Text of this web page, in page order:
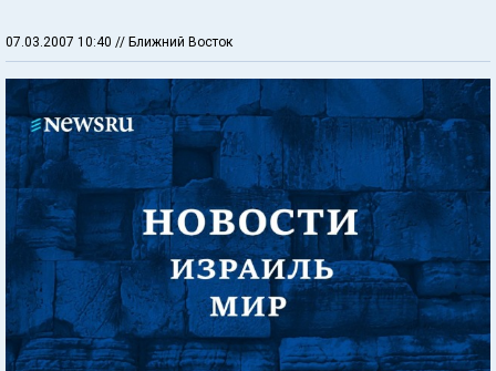
07.03.2007 10:40 // Ближний Восток